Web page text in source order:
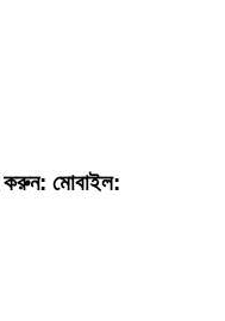
করুন: মোবাইল: